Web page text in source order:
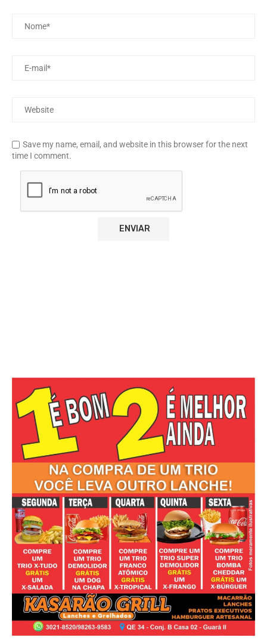
Save my name, email, and website in this browser for the next
time I comment.